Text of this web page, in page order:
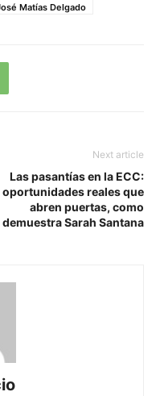
Matías Delgado
Next article
Las pasantías en la ECC:
oportunidades reales que
abren puertas, como
demuestra Sarah Santana